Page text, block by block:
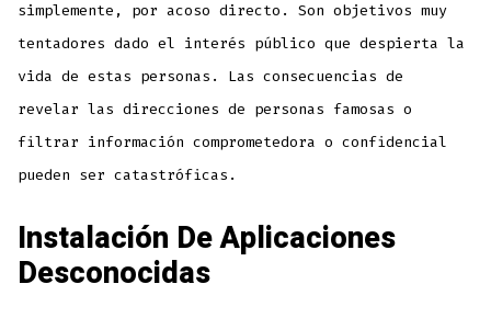
simplemente, por acoso directo. Son objetivos muy
tentadores dado el interés público que despierta la
vida de estas personas. Las consecuencias de
revelar las direcciones de personas famosas o
filtrar información comprometedora o confidencial
pueden ser catastróficas.
Instalación De Aplicaciones
Desconocidas